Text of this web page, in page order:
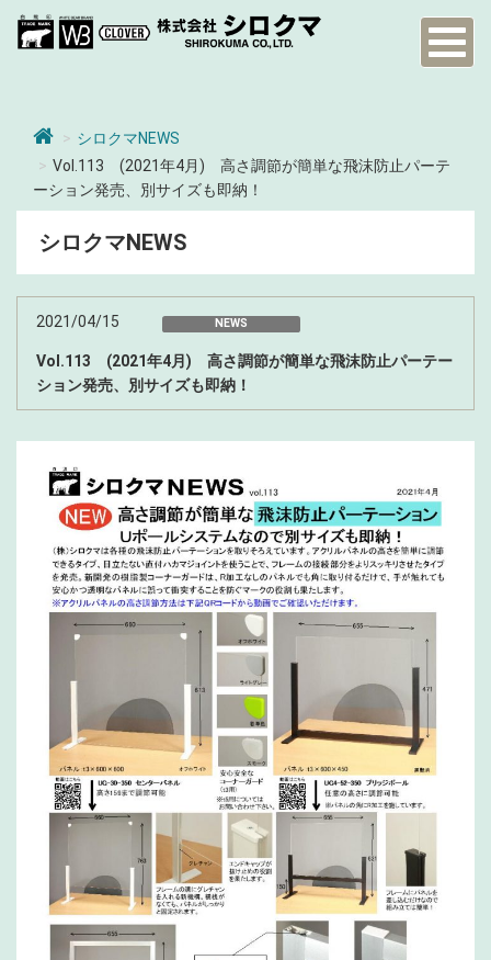
シロクマNEWS
Vol.113 (2021年4月) 高さ調節が簡単な飛沫防止パーテ
ーション発売、別サイズも即納！
シロクマNEWS
2021/04/15 NEWS
Vol.113 (2021年4月) 高さ調節が簡単な飛沫防止パーテー
ション発売、別サイズも即納！